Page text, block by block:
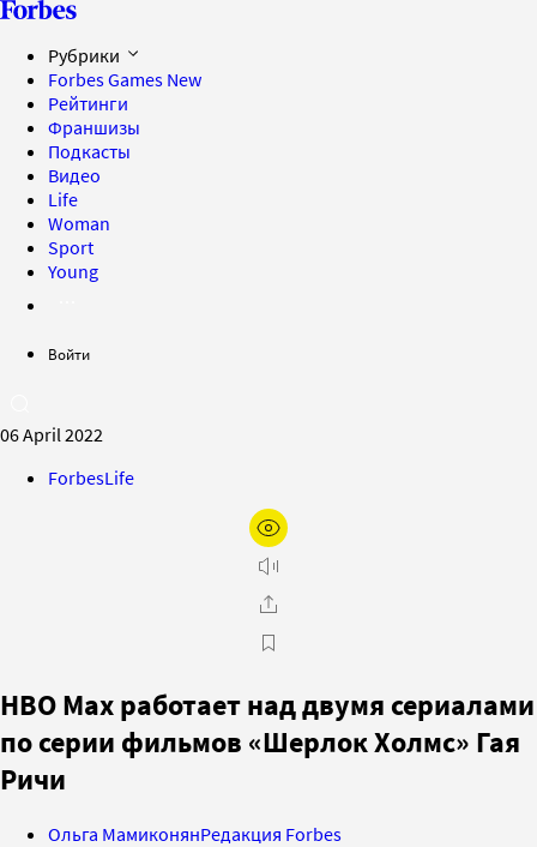
Рубрики
Forbes Games New
Рейтинги
Франшизы
Подкасты
Видео
Life
Woman
Sport
Young
Войти
06 April 2022
ForbesLife
HBO Max работает над двумя сериалами
по серии фильмов «Шерлок Холмс» Гая
Ричи
Ольга МамиконянРедакция Forbes